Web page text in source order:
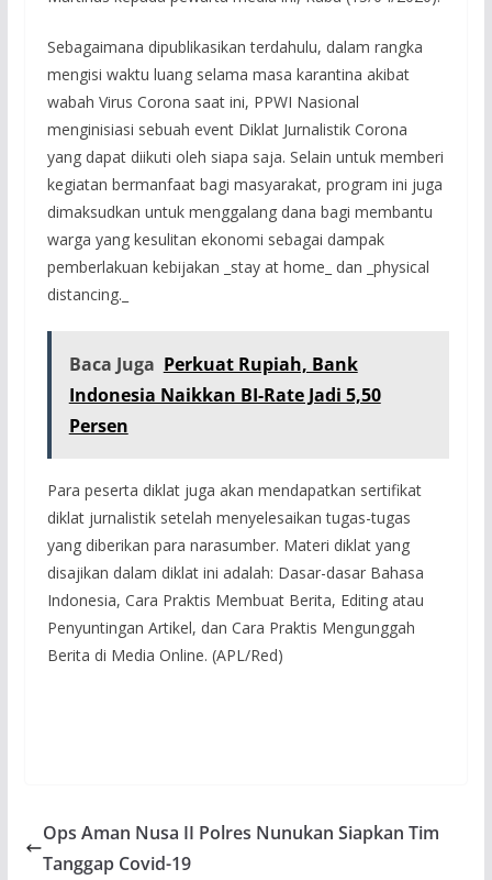
Sebagaimana dipublikasikan terdahulu, dalam rangka
mengisi waktu luang selama masa karantina akibat
wabah Virus Corona saat ini, PPWI Nasional
menginisiasi sebuah event Diklat Jurnalistik Corona
yang dapat diikuti oleh siapa saja. Selain untuk memberi
kegiatan bermanfaat bagi masyarakat, program ini juga
dimaksudkan untuk menggalang dana bagi membantu
warga yang kesulitan ekonomi sebagai dampak
pemberlakuan kebijakan _stay at home_ dan _physical
distancing._
Baca Juga Perkuat Rupiah, Bank
Indonesia Naikkan BI-Rate Jadi 5,50
Persen
Para peserta diklat juga akan mendapatkan sertifikat
diklat jurnalistik setelah menyelesaikan tugas-tugas
yang diberikan para narasumber. Materi diklat yang
disajikan dalam diklat ini adalah: Dasar-dasar Bahasa
Indonesia, Cara Praktis Membuat Berita, Editing atau
Penyuntingan Artikel, dan Cara Praktis Mengunggah
Berita di Media Online. (APL/Red)
Ops Aman Nusa II Polres Nunukan Siapkan Tim
Tanggap Covid-19